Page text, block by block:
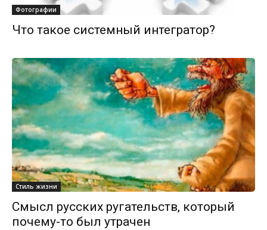
Фотографии
Что такое системный интегратор?
Стиль жизни
Смысл русских ругательств, который
почему-то был утрачен